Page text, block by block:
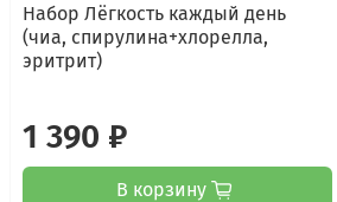
Набор Лёгкость каждый день
(чиа, спирулина+хлорелла,
эритрит)
1 390 ₽
В корзину